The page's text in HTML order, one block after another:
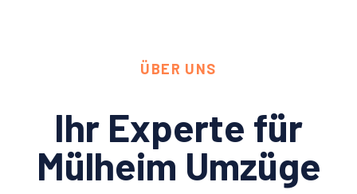
ÜBER UNS
Ihr Experte für
Mülheim Umzüge